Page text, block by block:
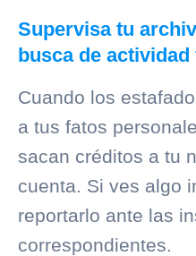
Supervisa tu
busca de
Cuando los
a tus fatos
sacan créditos a tu
cuenta. Si ves algo
reportarlo ante las
correspondientes.